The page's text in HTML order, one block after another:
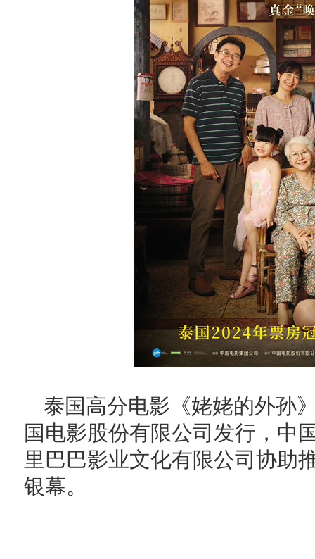
泰国高分电影《姥姥的外孙
国电影股份有限公司发行，中
里巴巴影业文化有限公司协助
银幕。